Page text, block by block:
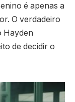
é apenas a
O verdadeiro
Hayden
de decidir o